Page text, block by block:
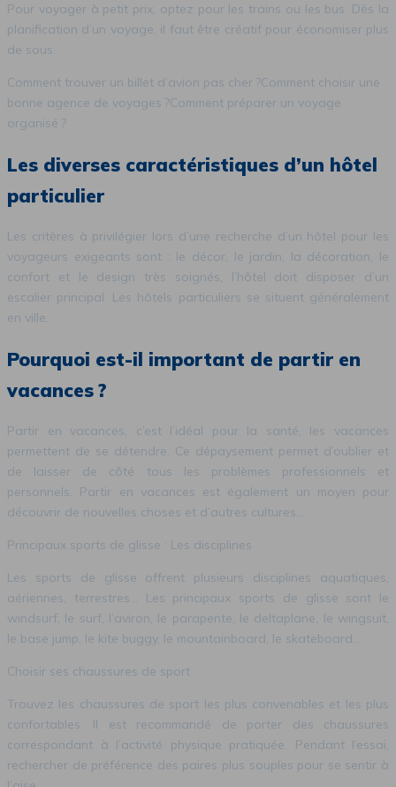
Pour voyager à petit prix, optez pour les trains ou les bus. Dès la
planification d’un voyage, il faut être créatif pour économiser plus
de sous.
Comment trouver un billet d’avion pas cher ?Comment choisir une
bonne agence de voyages ?Comment préparer un voyage
organisé ?
Les diverses caractéristiques d’un hôtel
particulier
Les critères à privilégier lors d’une recherche d’un hôtel pour les
voyageurs exigeants sont : le décor, le jardin, la décoration, le
confort et le design très soignés, l’hôtel doit disposer d’un
escalier principal. Les hôtels particuliers se situent généralement
en ville.
Pourquoi est-il important de partir en
vacances ?
Partir en vacances, c’est l’idéal pour la santé, les vacances
permettent de se détendre. Ce dépaysement permet d’oublier et
de laisser de côté tous les problèmes professionnels et
personnels. Partir en vacances est également un moyen pour
découvrir de nouvelles choses et d’autres cultures…
Principaux sports de glisse : Les disciplines
Les sports de glisse offrent plusieurs disciplines aquatiques,
aériennes, terrestres… Les principaux sports de glisse sont le
windsurf, le surf, l’aviron, le parapente, le deltaplane, le wingsuit,
le base jump, le kite buggy, le mountainboard, le skateboard…
Choisir ses chaussures de sport
Trouvez les chaussures de sport les plus convenables et les plus
confortables. Il est recommandé de porter des chaussures
correspondant à l’activité physique pratiquée. Pendant l’essai,
rechercher de préférence des paires plus souples pour se sentir à